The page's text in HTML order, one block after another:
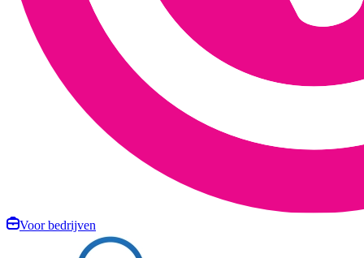
Voor bedrijven